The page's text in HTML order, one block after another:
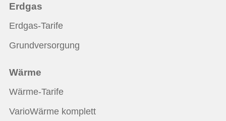
Erdgas
Erdgas-Tarife
Grundversorgung
Wärme
Wärme-Tarife
VarioWärme komplett